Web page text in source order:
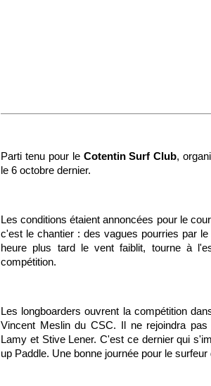
Parti tenu pour le Cotentin Surf Club,
le 6 octobre dernier.
Les conditions étaient annoncées pour le
c'est le chantier : des vagues pourries par
heure plus tard le vent faiblit, tourne à
compétition.
Les longboarders ouvrent la compétition
Vincent Meslin du CSC. Il ne rejoindra
Lamy et Stive Lener. C'est ce dernier qui
up Paddle. Une bonne journée pour le surfeur